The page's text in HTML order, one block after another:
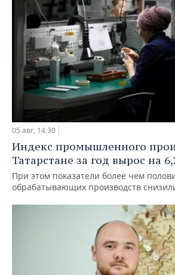
05 авг, 14:30
Индекс промышленного
Татарстане за год вырос на
При этом показатели более чем
обрабатывающих производств